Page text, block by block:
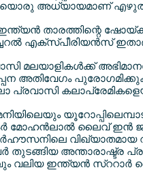
അധ്യായമാണ്
താരത്തിന്റെ
എക്സ്പീരിയന്‍സ്
മലയാളികള്‍ക്ക്
അതിവേഗം
പ്രവാസി
മോഹന്‍ലാല്‍ ലൈവ് ഇന്‍
വിഖ്യാതമായ
തുടങ്ങിയ അന്താരാഷ്ട്ര
വലിയ ഇന്ത്യന്‍ സ്ററാര്‍